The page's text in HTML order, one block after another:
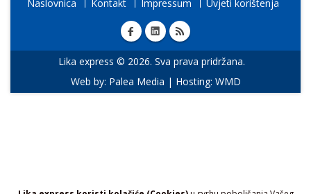
Naslovnica Kontakt Impressum Uvjeti korištenja
Lika express © 2026. Sva prava pridržana.
Web by: Palea Media | Hosting: WMD